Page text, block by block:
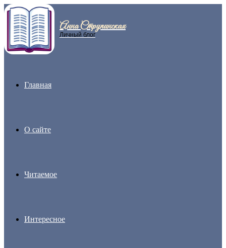
Menu Анна Струпинская
Личный блог
Главная
О сайте
Читаемое
Интересное